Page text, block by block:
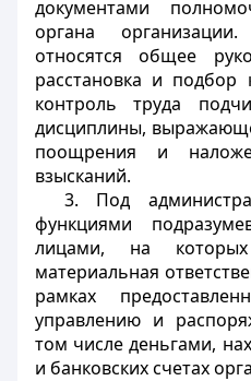
документами
органа
относятся общее
расстановка и подбор
контроль труда
дисциплины,
поощрения и
взысканий.
3. Под
функциями
лицами, на
материальная
рамках
управлению и
том числе деньгами,
и банковских счетах